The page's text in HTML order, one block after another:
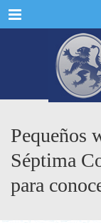
Menu
Pequeños
Séptima
para